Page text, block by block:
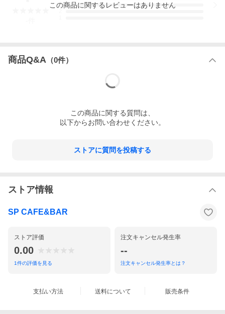
3
この商品に関するレビューはありません
商品Q&A （0件）
この商品に関する質問は、
以下からお問い合わせください。
ストアに質問を投稿する
ストア情報
SP CAFE&BAR
ストア評価
0.00
1件の評価を見る
注文キャンセル発生率
--
注文キャンセル発生率とは？
支払い方法 送料について 販売条件